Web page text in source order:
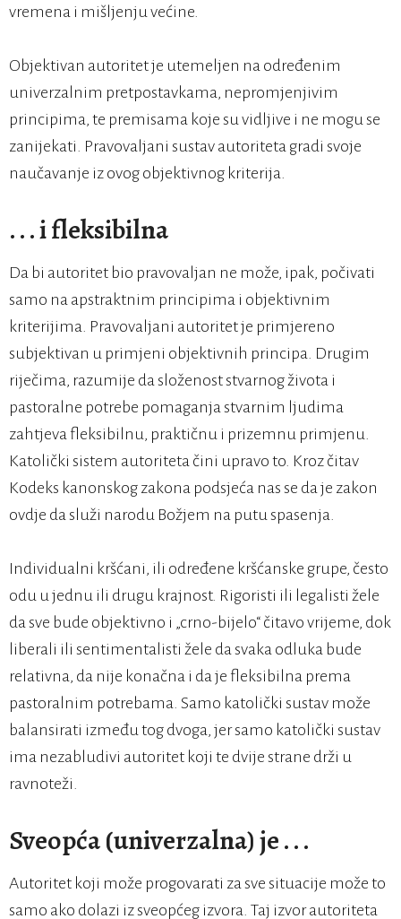
vremena i mišljenju većine.
Objektivan autoritet je utemeljen na određenim
univerzalnim pretpostavkama, nepromjenjivim
principima, te premisama koje su vidljive i ne mogu se
zanijekati. Pravovaljani sustav autoriteta gradi svoje
naučavanje iz ovog objektivnog kriterija.
. . . i fleksibilna
Da bi autoritet bio pravovaljan ne može, ipak, počivati
samo na apstraktnim principima i objektivnim
kriterijima. Pravovaljani autoritet je primjereno
subjektivan u primjeni objektivnih principa. Drugim
riječima, razumije da složenost stvarnog života i
pastoralne potrebe pomaganja stvarnim ljudima
zahtjeva fleksibilnu, praktičnu i prizemnu primjenu.
Katolički sistem autoriteta čini upravo to. Kroz čitav
Kodeks kanonskog zakona podsjeća nas se da je zakon
ovdje da služi narodu Božjem na putu spasenja.
Individualni kršćani, ili određene kršćanske grupe, često
odu u jednu ili drugu krajnost. Rigoristi ili legalisti žele
da sve bude objektivno i „crno-bijelo“ čitavo vrijeme, dok
liberali ili sentimentalisti žele da svaka odluka bude
relativna, da nije konačna i da je fleksibilna prema
pastoralnim potrebama. Samo katolički sustav može
balansirati između tog dvoga, jer samo katolički sustav
ima nezabludivi autoritet koji te dvije strane drži u
ravnoteži.
Sveopća (univerzalna) je . . .
Autoritet koji može progovarati za sve situacije može to
samo ako dolazi iz sveopćeg izvora. Taj izvor autoriteta